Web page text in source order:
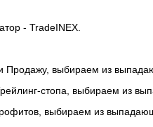
- TradeINEX.
выбираем из
стопа, выбираем из
выбираем из